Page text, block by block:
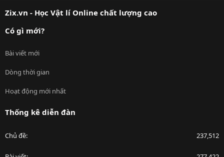
Zix.vn - Học Vật lí Online chất lượng cao
Có gì mới?
Bài viết mới
Dòng thời gian
Hoạt động mới nhất
Thống kê diễn đàn
Chủ đề 237,512